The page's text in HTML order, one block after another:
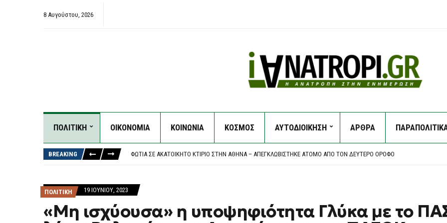
8 Αυγούστου, 2026
ΠΟΛΙΤΙΚΗ ΟΙΚΟΝΟΜΙΑ ΚΟΙΝΩΝΙΑ ΚΟΣΜΟΣ ΑΥΤΟΔΙΟΙΚΗΣΗ ΑΡΘΡΑ
BREAKING
ΧΑΛΚΙΔΙΚΉ: 8ΧΡΟΝΟΣ ΤΡΑΥΜΑΤΊΣΤΗΚΕ ΣΤΗ ΘΆΛΑΣΣΑ – ΈΚΑΝΕ ΒΟΥΤΙΆ ΚΑΙ ΧΤΎΠΗΣΕ ΣΕ ΠΈΤΡΑ
ΦΩΤΙΆ ΣΕ ΑΚΑΤΟΊΚΗΤΟ ΚΤΊΡΙΟ ΣΤΗΝ ΑΘΉΝΑ – ΑΠΕΓΚΛΩΒΊΣΤΗΚΕ ΆΤΟΜΟ ΑΠΌ ΤΟΝ ΔΕΎΤΕΡΟ ΌΡΟΦΟ
ΖΕΛΈΝΣΚΙ: ΤΟ ”ΕΥΧΑΡΙΣΤΏ” ΣΤΗΝ ΑΜΕΡΙΚΑΝΙΚΉ ΓΕΡΟΥΣΊΑ ΓΙΑ ΝΟΜΟΣΧΈΔΙΟ ΠΟΥ ΠΡΟΒΛΈΠΕΙ ΤΗΝ ΕΠΙΒΟΛΉ
ΧΑΛΚΙΔΙΚΉ: 8ΧΡΟΝΟΣ ΤΡΑΥΜΑΤΊΣΤΗΚΕ ΣΤΗ ΘΆΛΑΣΣΑ – ΈΚΑΝΕ ΒΟΥΤΙΆ ΚΑΙ ΧΤΎΠΗΣΕ ΣΕ ΠΈΤΡΑ
ΠΟΛΙΤΙΚΗ 19 ΙΟΥΝΊΟΥ, 2023
«Μη ισχύουσα» η υποψηφιότητα Γλύκα με το